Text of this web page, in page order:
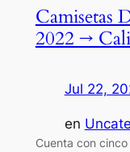
Camisetas
2022 →
Jul 22,
en
Cuenta con